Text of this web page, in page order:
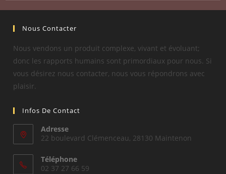
Nous Contacter
Nous vendons un produit complexe, vivant et évoluant;
donc les rapports humains sont primordiaux pour nous. Si
vous désirez nous contacter, nous vous répondrons avec
plaisir.
Infos De Contact
Adresse
22 boulevard Clémenceau, 28130 Maintenon
Téléphone
02 37 27 66 59